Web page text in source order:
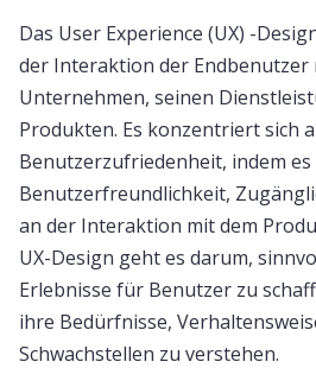
Das User Experience (UX) -
der Interaktion der Endbenutzer
Unternehmen, seinen
Produkten. Es konzentriert sich
Benutzerzufriedenheit, indem es
Benutzerfreundlichkeit,
an der Interaktion mit dem
UX-Design geht es darum,
Erlebnisse für Benutzer zu
ihre Bedürfnisse,
Schwachstellen zu verstehen.